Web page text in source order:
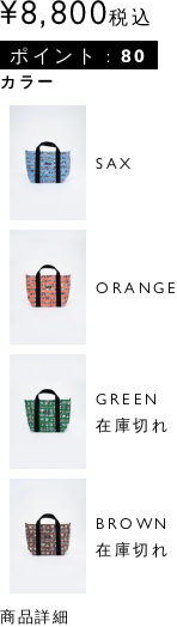
税込
ポイント : 80
カラー
SAX
ORANGE
GREEN
在庫切れ
BROWN
在庫切れ
商品詳細